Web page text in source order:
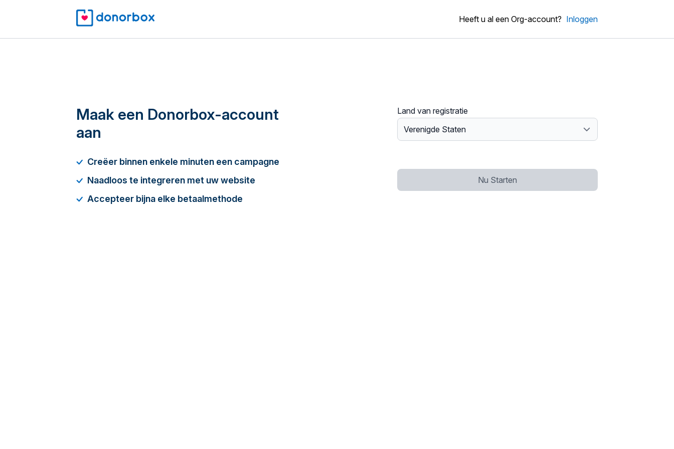
Heeft u al een Org-account? Inloggen
Maak een Donorbox-account
aan
Creëer binnen enkele minuten een campagne
Naadloos te integreren met uw website
Accepteer bijna elke betaalmethode
Land van registratie
Nu Starten